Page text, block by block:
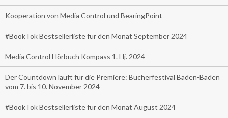
Kooperation von Media Control und BearingPoint
#BookTok Bestsellerliste für den Monat September 2024
Media Control Hörbuch Kompass 1. Hj. 2024
Der Countdown läuft für die Premiere: Bücherfestival Baden-Baden
vom 7. bis 10. November 2024
#BookTok Bestsellerliste für den Monat August 2024